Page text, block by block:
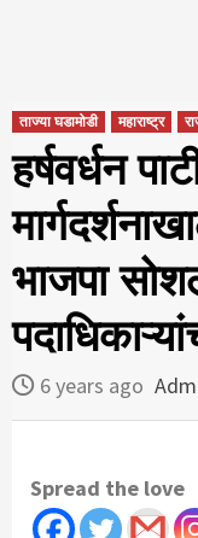
ताज्या घडामोडी महाराष्ट्र
हर्षवर्धन
भाजपा
6 years ago
Spread the love